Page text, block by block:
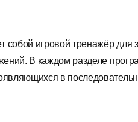
игровой тренажёр для
В каждом разделе
в